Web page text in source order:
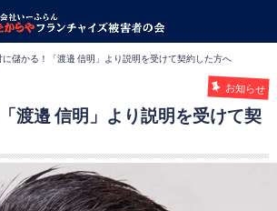
に儲かる！「渡邉 信明」より説明を受けて契約した方へ
お知らせ
渡邉 信明」より説明を受けて契